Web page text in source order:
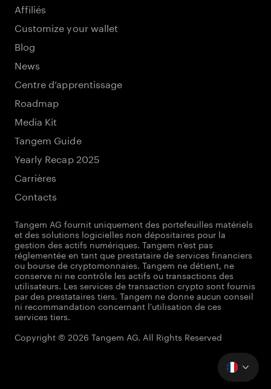
Affiliés
Customize your wallet
Blog
News
Centre d’apprentissage
Roadmap
Media Kit
Tangem Guide
Yearly Recap 2025
Carrières
Contacts
Tangem AG fournit uniquement des portefeuilles matériels
et des solutions logicielles non dépositaires pour la
gestion des actifs numériques. Tangem n’est pas
réglementée en tant que prestataire de services financiers
ou bourse de cryptomonnaies. Tangem ne détient, ne
conserve ni ne contrôle les actifs ou transactions des
utilisateurs. Les services de transaction crypto sont fournis
par des prestataires tiers. Tangem ne donne aucun conseil
ni recommandation concernant l'utilisation de ces
services tiers.